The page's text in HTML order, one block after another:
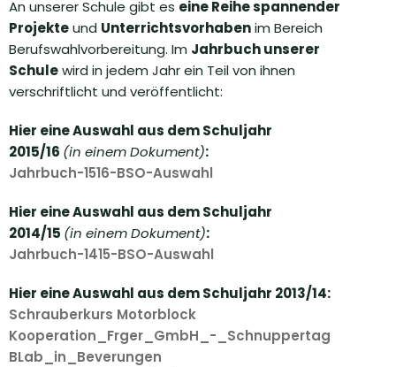
An unserer Schule gibt es eine Reihe spannender
Projekteund Unterrichtsvorhabenim Bereich
Berufswahlvorbereitung. Im Jahrbuch unserer
Schulewird in jedem Jahr ein Teil von ihnen
verschriftlicht und veröffentlicht:
Hier eine Auswahl aus dem Schuljahr
2015/16 (in einem Dokument):
Jahrbuch-1516-BSO-Auswahl
Hier eine Auswahl aus dem Schuljahr
2014/15 (in einem Dokument):
Jahrbuch-1415-BSO-Auswahl
Hier eine Auswahl aus dem Schuljahr 2013/14:
Schrauberkurs Motorblock
Kooperation_Frger_GmbH_-_Schnuppertag
BLab_in_Beverungen